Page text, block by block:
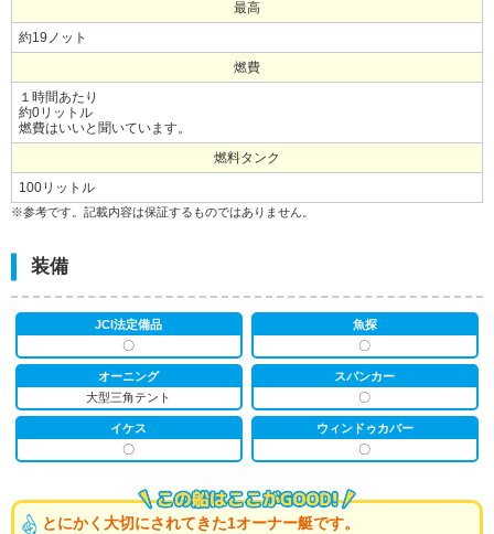
最高
約19ノット
燃費
１時間あたり
約0リットル
燃費はいいと聞いています。
燃料タンク
100リットル
※参考です。記載内容は保証するものではありません。
装備
JCI法定備品
〇
魚探
〇
オーニング
大型三角テント
スパンカー
〇
イケス
〇
ウィンドゥカバー
〇
とにかく大切にされてきた1オーナー艇です。